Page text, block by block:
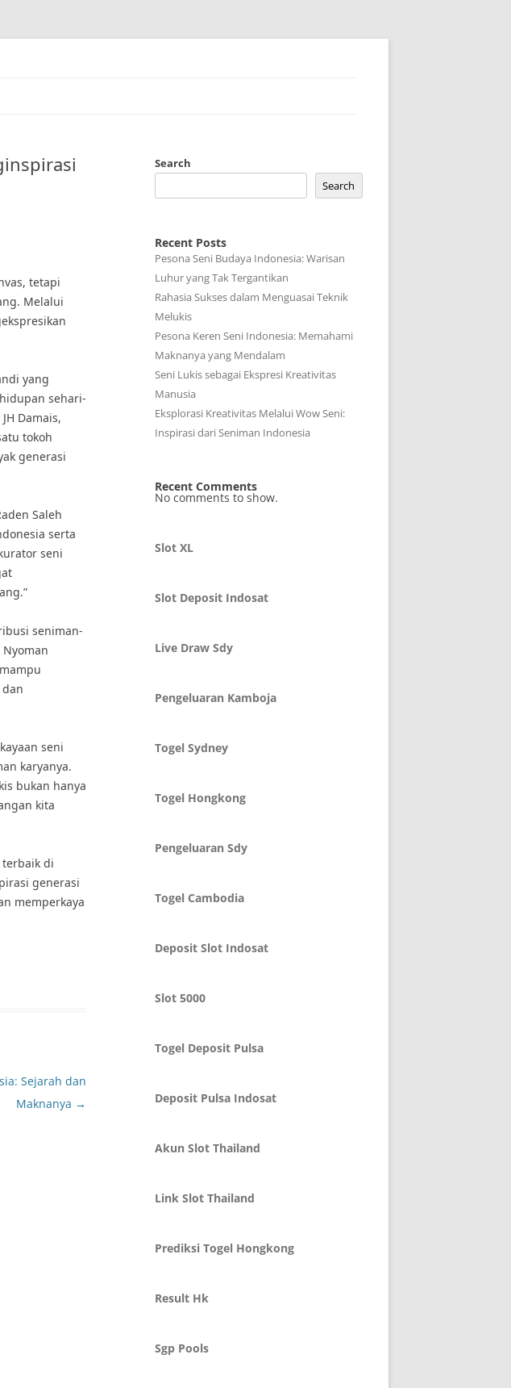
tetapi
Melalui
yang
sehari-
Damais,
tokoh
generasi
Saleh
serta
seni
seniman-
seni
karyanya.
bukan hanya
kita
di
generasi
memperkaya
Sejarah dan
Maknanya →
Search
Search
Recent Posts
Pesona Seni Budaya Indonesia: Warisan
Luhur yang Tak Tergantikan
Rahasia Sukses dalam Menguasai Teknik
Melukis
Pesona Keren Seni Indonesia: Memahami
Maknanya yang Mendalam
Seni Lukis sebagai Ekspresi Kreativitas
Manusia
Eksplorasi Kreativitas Melalui Wow Seni:
Inspirasi dari Seniman Indonesia
Recent Comments
No comments to show.
Slot XL
Slot Deposit Indosat
Live Draw Sdy
Pengeluaran Kamboja
Togel Sydney
Togel Hongkong
Pengeluaran Sdy
Togel Cambodia
Deposit Slot Indosat
Slot 5000
Togel Deposit Pulsa
Deposit Pulsa Indosat
Akun Slot Thailand
Link Slot Thailand
Prediksi Togel Hongkong
Result Hk
Sgp Pools